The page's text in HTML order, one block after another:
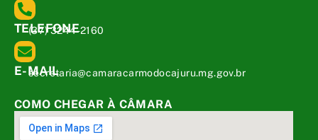
TELEFONE
(37) 3244-2160
E-MAIL
secretaria@camaracarmodocajuru.mg.gov.br
COMO CHEGAR À CÂMARA